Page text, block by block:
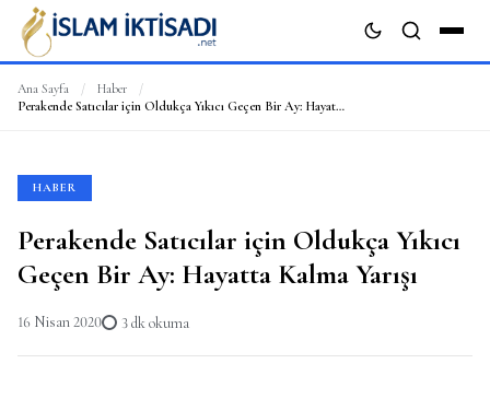
ARA
Ana Sayfa / Haber
/
Perakende Satıcılar için Oldukça Yıkıcı Geçen Bir Ay: Hayatta Kalma Yarışı
HABER
Perakende Satıcılar için Oldukça Yıkıcı
Geçen Bir Ay: Hayatta Kalma Yarışı
16 Nisan 2020 3 dk okuma